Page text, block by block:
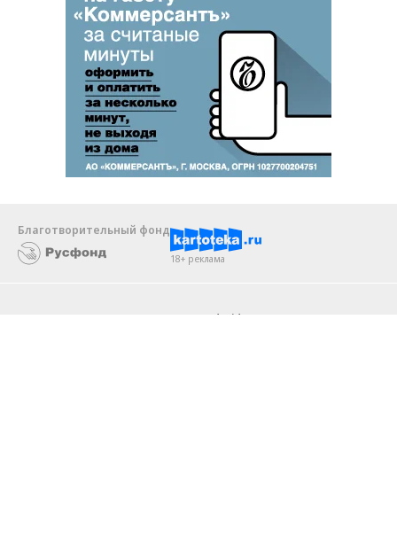
Благотворительный фонд
18+ реклама
Android